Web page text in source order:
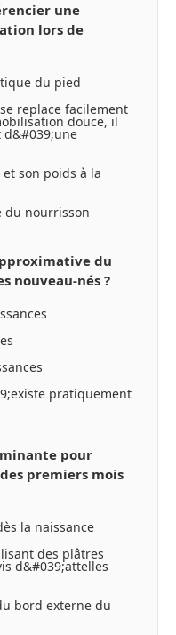
une
lors de
du pied
replace facilement
douce, il
son poids à la
du nourrisson
du
nouveau-nés ?
pratiquement
pour
premiers mois
la naissance
des plâtres
d&#039;attelles
bord externe du